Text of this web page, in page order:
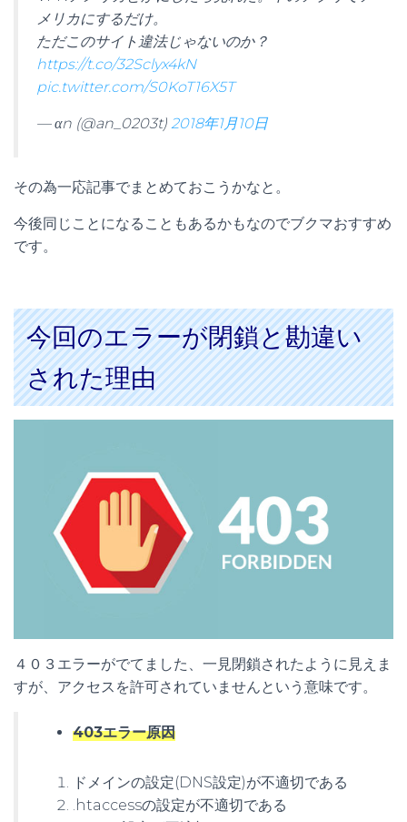
メリカにするだけ。
ただこのサイト違法じゃないのか？
https://t.co/32Sclyx4kN
pic.twitter.com/S0KoT16X5T
— αn (@an_0203t) 2018年1月10日
その為一応記事でまとめておこうかなと。
今後同じことになることもあるかもなのでブクマおすすめ
です。
今回のエラーが閉鎖と勘違い
された理由
４０３エラーがでてました、一見閉鎖されたように見えま
すが、アクセスを許可されていませんという意味です。
403エラー原因
ドメインの設定(DNS設定)が不適切である
.htaccessの設定が不適切である